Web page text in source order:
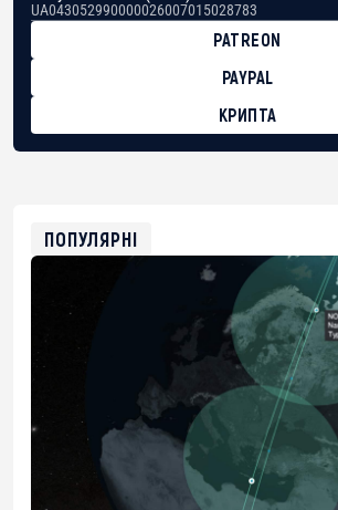
UA043052990000026007015028783
PATREON
PAYPAL
КРИПТА
0xfD02863D3289416fcF50975c9DFda13623f97758
ПОПУЛЯРНІ